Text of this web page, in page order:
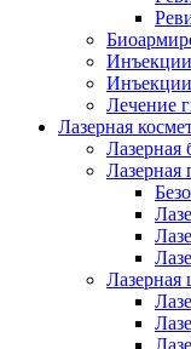
Лечение
Лазерная
Лазерная
Лазерная
Лазерная